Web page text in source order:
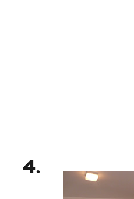
4.